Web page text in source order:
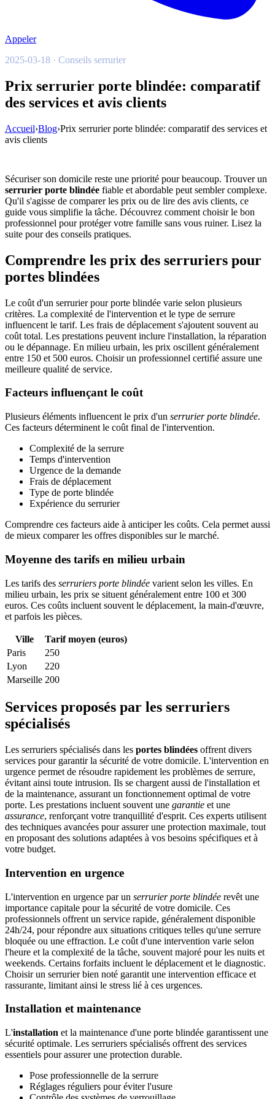
Appeler
2025-03-18 · Conseils serrurier
Prix serrurier porte blindée: comparatif
des services et avis clients
Accueil›Blog›Prix serrurier porte blindée: comparatif des services et
avis clients
Sécuriser son domicile reste une priorité pour beaucoup. Trouver un
serrurier porte blindée fiable et abordable peut sembler complexe.
Qu'il s'agisse de comparer les prix ou de lire des avis clients, ce
guide vous simplifie la tâche. Découvrez comment choisir le bon
professionnel pour protéger votre famille sans vous ruiner. Lisez la
suite pour des conseils pratiques.
Comprendre les prix des serruriers pour
portes blindées
Le coût d'un serrurier pour porte blindée varie selon plusieurs
critères. La complexité de l'intervention et le type de serrure
influencent le tarif. Les frais de déplacement s'ajoutent souvent au
coût total. Les prestations peuvent inclure l'installation, la réparation
ou le dépannage. En milieu urbain, les prix oscillent généralement
entre 150 et 500 euros. Choisir un professionnel certifié assure une
meilleure qualité de service.
Facteurs influençant le coût
Plusieurs éléments influencent le prix d'un serrurier porte blindée.
Ces facteurs déterminent le coût final de l'intervention.
Complexité de la serrure
Temps d'intervention
Urgence de la demande
Frais de déplacement
Type de porte blindée
Expérience du serrurier
Comprendre ces facteurs aide à anticiper les coûts. Cela permet aussi
de mieux comparer les offres disponibles sur le marché.
Moyenne des tarifs en milieu urbain
Les tarifs des serruriers porte blindée varient selon les villes. En
milieu urbain, les prix se situent généralement entre 100 et 300
euros. Ces coûts incluent souvent le déplacement, la main-d'œuvre,
et parfois les pièces.
Ville
Tarif moyen (euros)
Paris
250
Lyon
220
Marseille 200
Services proposés par les serruriers
spécialisés
Les serruriers spécialisés dans les portes blindées offrent divers
services pour garantir la sécurité de votre domicile. L'intervention en
urgence permet de résoudre rapidement les problèmes de serrure,
évitant ainsi toute intrusion. Ils se chargent aussi de l'installation et
de la maintenance, assurant un fonctionnement optimal de votre
porte. Les prestations incluent souvent une garantie et une
assurance, renforçant votre tranquillité d'esprit. Ces experts utilisent
des techniques avancées pour assurer une protection maximale, tout
en proposant des solutions adaptées à vos besoins spécifiques et à
votre budget.
Intervention en urgence
L'intervention en urgence par un serrurier porte blindée revêt une
importance capitale pour la sécurité de votre domicile. Ces
professionnels offrent un service rapide, généralement disponible
24h/24, pour répondre aux situations critiques telles qu'une serrure
bloquée ou une effraction. Le coût d'une intervention varie selon
l'heure et la complexité de la tâche, souvent majoré pour les nuits et
weekends. Certains forfaits incluent le déplacement et le diagnostic.
Choisir un serrurier bien noté garantit une intervention efficace et
rassurante, limitant ainsi le stress lié à ces urgences.
Installation et maintenance
L'installation et la maintenance d'une porte blindée garantissent une
sécurité optimale. Les serruriers spécialisés offrent des services
essentiels pour assurer une protection durable.
Pose professionnelle de la serrure
Réglages réguliers pour éviter l'usure